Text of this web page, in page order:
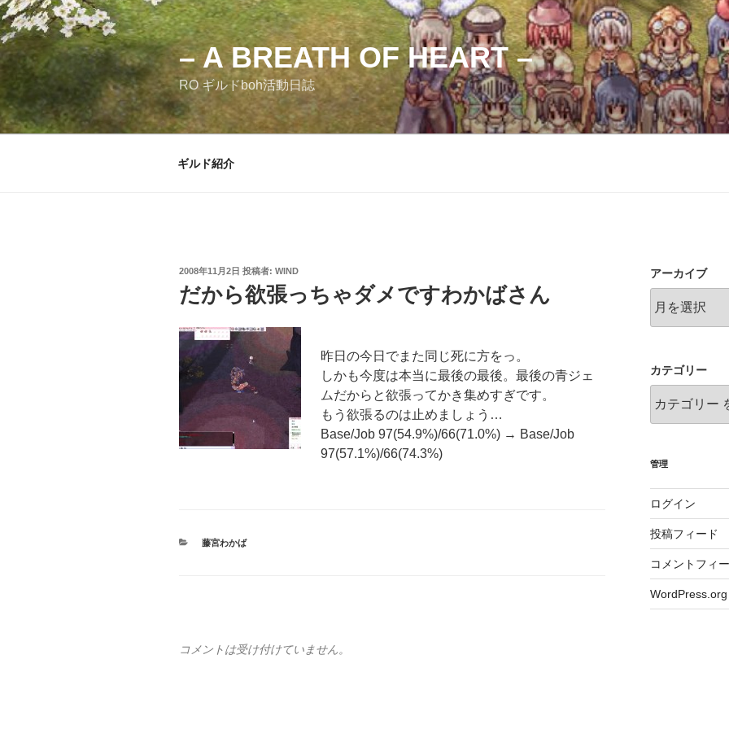
コ
ン
テ
ン
へ
ス
– A BREATH OF HEART –
RO ギルドboh活動日誌
ギルド紹介
投
稿
日:
2008年11月2日 投稿者: WIND
だから欲張っちゃダメですわかばさん
昨日の今日でまた同じ死に方をっ。
しかも今度は本当に最後の最後。最後の青ジェ
ムだからと欲張ってかき集めすぎです。
もう欲張るのは止めましょう…
Base/Job 97(54.9%)/66(71.0%) → Base/Job
97(57.1%)/66(74.3%)
カ
藤宮わかば
コメントは受け付けていません。
アーカイブ
カテゴリー
管理
ログイン
投稿フィード
コメントフィ
WordPress.org